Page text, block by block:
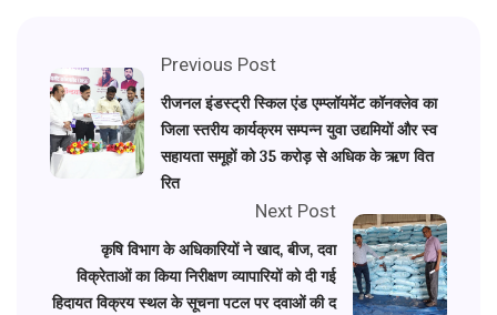
Previous Post
रीजनल इंडस्ट्री स्किल एंड एम्प्लॉयमेंट कॉनक्लेव का
जिला स्तरीय कार्यक्रम सम्पन्न युवा उद्यमियों और स्व
सहायता समूहों को 35 करोड़ से अधिक के ऋण वित
रित
Next Post
कृषि विभाग के अधिकारियों ने खाद, बीज, दवा
विक्रेताओं का किया निरीक्षण व्यापारियों को दी गई
हिदायत विक्रय स्थल के सूचना पटल पर दवाओं की द